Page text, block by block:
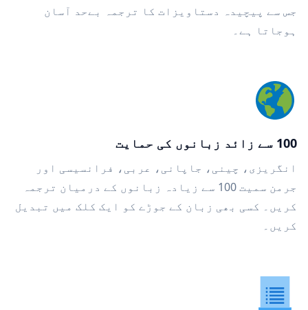
جس سے پیچیدہ دستاویزات کا ترجمہ بےحد آسان
ہوجاتا ہے۔
100 سے زائد زبانوں کی حمایت
انگریزی، چینی، جاپانی، عربی، فرانسیسی اور
جرمن سمیت 100 سے زیادہ زبانوں کے درمیان ترجمہ
کریں۔ کسی بھی زبان کے جوڑے کو ایک کلک میں تبدیل
کریں۔